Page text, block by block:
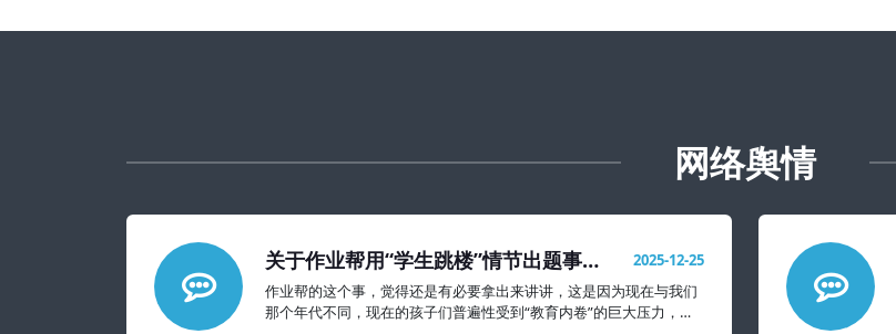
网络舆情
关于作业帮用“学生跳楼”情节出题事件
的教育警示
2025-12-25
作业帮的这个事，觉得还是有必要拿出来讲讲，这是因为现在与我们
那个年代不同，现在的孩子们普遍性受到“教育内卷”的巨大压力，抑